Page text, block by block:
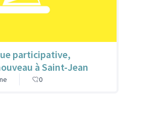
participative,
à Saint-Jean
0